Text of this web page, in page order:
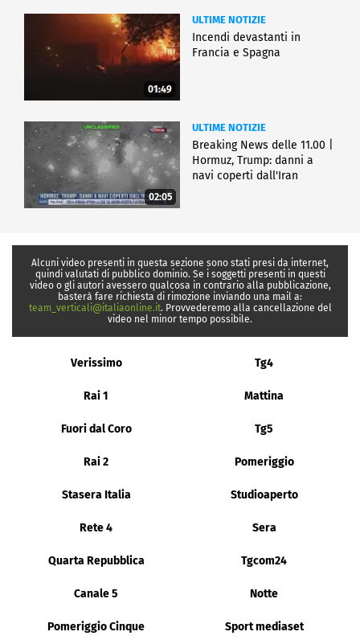
01:49
ULTIME NOTIZIE
Incendi devastanti in
Francia e Spagna
02:05
ULTIME NOTIZIE
Breaking News delle 11.00 |
Hormuz, Trump: danni a
navi coperti dall'Iran
Alcuni video presenti in questa sezione sono stati presi da internet,
quindi valutati di pubblico dominio. Se i soggetti presenti in questi
video o gli autori avessero qualcosa in contrario alla pubblicazione,
basterà fare richiesta di rimozione inviando una mail a:
team_verticali@italiaonline.it. Provvederemo alla cancellazione del
video nel minor tempo possibile.
Verissimo Tg4
Rai 1 Mattina
Fuori dal Coro Tg5
Rai 2 Pomeriggio
Stasera Italia Studioaperto
Rete 4 Sera
Quarta Repubblica Tgcom24
Canale 5 Notte
Pomeriggio Cinque Sport mediaset